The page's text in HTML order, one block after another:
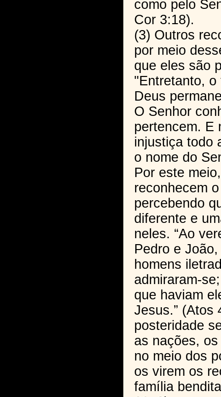
como pelo
Cor 3:18).
(3) Outros
por meio
que eles são
"Entretanto, o
Deus
O Senhor
pertencem. E
injustiça todo
o nome do
Por este
reconhecem
percebendo
diferente e
neles. “Ao
Pedro e
homens
admiraram-
que haviam
Jesus.” (Atos
posteridade
as nações,
no meio dos
os virem os
família